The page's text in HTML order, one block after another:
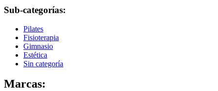
Sub-categorías:
Pilates
Fisioterapia
Gimnasio
Estética
Sin categoría
Marcas: